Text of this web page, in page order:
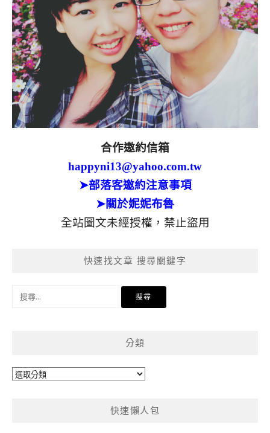
合作邀約信箱
happyni13@yahoo.com.tw
➤部落客邀約注意事項
➤關於妮妮布魯
全站圖文未經授權，禁止盜用
快速找文章 搜尋關鍵字
分類
分
快速懶人包